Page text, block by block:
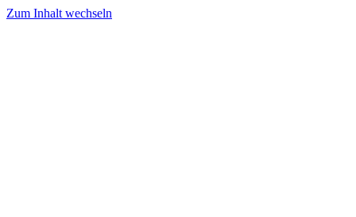
Zum Inhalt wechseln